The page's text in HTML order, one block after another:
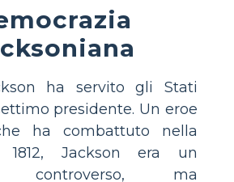
ha servito gli Stati
presidente. Un eroe
ha combattuto nella
Jackson era un
controverso, ma